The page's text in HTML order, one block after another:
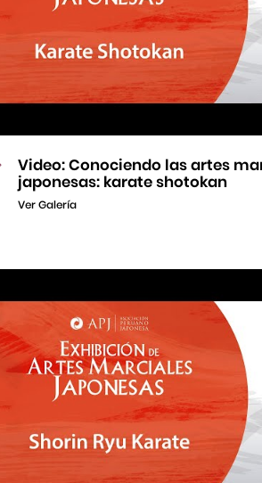
Video: Conociendo las artes
japonesas: karate shotokan
Ver Galería